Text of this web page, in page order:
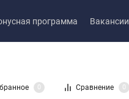
программа Вакансии
0 Сравнение 0